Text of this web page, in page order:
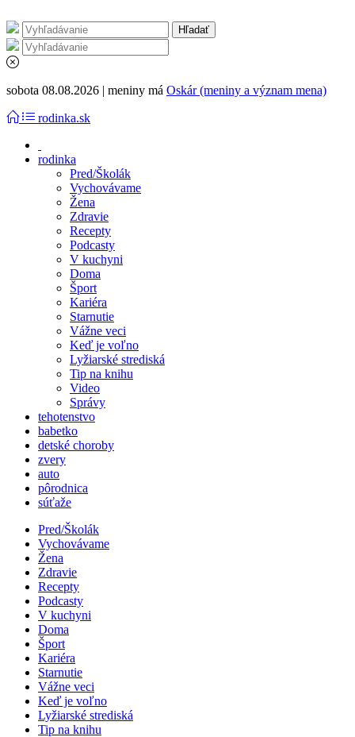
sobota 08.08.2026 | meniny má Oskár (meniny a význam mena)
rodinka.sk
rodinka
Pred/Školák
Vychovávame
Žena
Zdravie
Recepty
Podcasty
V kuchyni
Doma
Šport
Kariéra
Starnutie
Vážne veci
Keď je voľno
Lyžiarské strediská
Tip na knihu
Video
Správy
tehotenstvo
babetko
detské choroby
zvery
auto
pôrodnica
súťaže
Pred/Školák
Vychovávame
Žena
Zdravie
Recepty
Podcasty
V kuchyni
Doma
Šport
Kariéra
Starnutie
Vážne veci
Keď je voľno
Lyžiarské strediská
Tip na knihu